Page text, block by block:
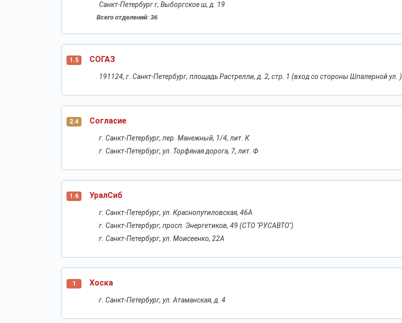
Санкт-Петербург г, Выборгское ш, д. 19
Всего отделений: 36
1.5 СОГАЗ
191124, г. Санкт-Петербург, площадь Растрелли, д. 2, стр. 1 (вход со стороны Шпалерной ул. )
2.4 Согласие
г. Санкт-Петербург, пер. Манежный, 1/4, лит. К
г. Санкт-Петербург, ул. Торфяная дорога, 7, лит. Ф
1.6 УралСиб
г. Санкт-Петербург, ул. Краснопутиловская, 46А
г. Санкт-Петербург, просп. Энергетиков, 49 (СТО "РУСАВТО")
г. Санкт-Петербург, ул. Моисеенко, 22А
1 Хоска
г. Санкт-Петербург, ул. Атаманская, д. 4